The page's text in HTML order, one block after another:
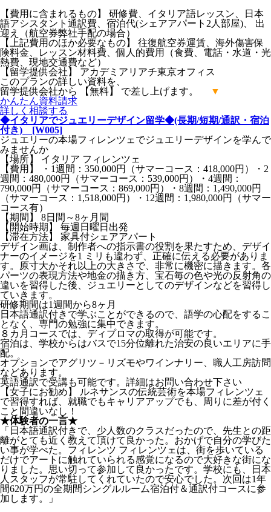
【費用に含まれるもの】 研修費、イタリア語レッスン、日本
語アシスタント通訳費、宿泊代(シェアアパート2人部屋)、 出
迎え（航空券弊社手配の場合）
【上記費用のほか必要なもの】 往復航空券運賃、海外傷害保
険料金、レッスン材料費、個人的費用（食費、電話・水道・光
熱費、現地交通費など）
【留学提供会社】 アカデミアリアチ東京オフィス
このプランの詳しい資料を、
留学提供会社から 【無料】 で差し上げます。
▼
かんたん資料請求
詳しく 相談する
◆イタリアでジュエリーデザイン留学◆(長期/短期/通訳・宿泊
付き) [W005]
ジュエリーの本場フィレンツェでジュエリーデザインを学んで
みませんか
【場所】 イタリア フィレンツェ
【費用】 ・1週間：350,000円（サマーコース：418,000円）・2
週間：480,000円（サマーコース：539,000円）・4週間：
790,000円（サマーコース：869,000円）・8週間：1,490,000円
（サマーコース：1,518,000円）・12週間：1,980,000円（サマー
コース有）
【期間】 8日間～8ヶ月間
【開始時期】 毎週日曜日出発
【滞在方法】 家具付シェアアパート
デザイン画は、制作者への指示書の役割を果たすため、デザイ
ナーのイメージを1 ミリも違わず、正確に伝える必要がありま
す。原寸大かそれ以上の大きさで、非常に機密に描きます。各
パーツの表現方法や地金の描き方、宝石毎の色や光の反射角の
違いを習得した後、ジュエリーとしてのデザインなどを習得し
ていきます。
研修期間は1週間から8ヶ月
日本語通訳付きで学ぶことができるので、語学の心配をするこ
となく、専門の勉強に集中できます。
８カ月コースでは、ディプロマの取得が可能です。
宿泊は、学校からはバスで15分位離れた治安の良いエリアに手
配。
オプションでアグリツ－リズモやワインナリー、職人工房訪問
などあります。
英語通訳で受講も可能です。詳細はお問い合わせ下さい
【女子にお勧め】 ルネサンスの伝統芸術を本場フィレンツェ
で習得すれば、就職でもキャリアアップでも、周りに差が付く
こと間違いなし！
★体験者の一言★
「日本語通訳付きで、少人数のクラスだったので、先生との距
離がとても近く教えて頂けて良かった。おかげで自分の学びた
い事が学べた。フィレンツ フィレンツェは、街を歩いている
だけでアートに触れていられる感覚になるので大好きな街にな
りました。思い切って参加して良かったです。学校にも、日本
人スタッフが常駐してくれていたので安心でした。次回は1年
間620万円の全期間シングルルーム宿泊付＆通訳付コースに参
加します。」